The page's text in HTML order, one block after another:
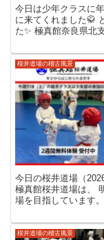
今日は少年クラスに
に来てくれました🥋
た✨ 極真館奈良県北
桜井道場の稽古風景
今日の桜井道場（
極真館桜井道場は、
場を目指しています
桜井道場の稽古風景